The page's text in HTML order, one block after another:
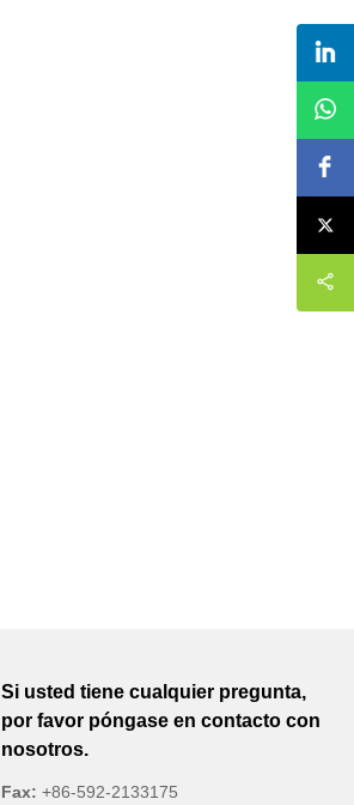
Si usted tiene cualquier pregunta,
por favor póngase en contacto con
nosotros.
Fax:+86-592-2133175